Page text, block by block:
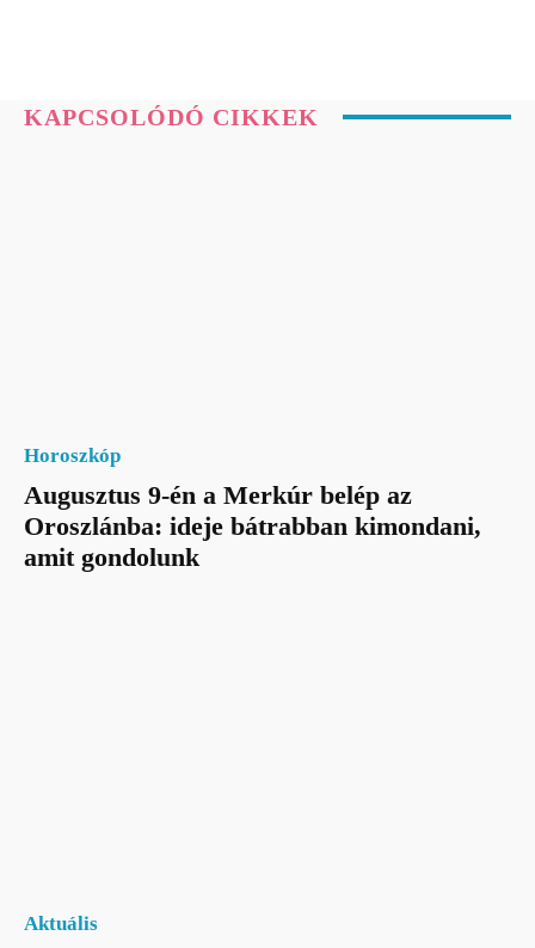
KAPCSOLÓDÓ CIKKEK
Horoszkóp
Augusztus 9-én a Merkúr belép az
Oroszlánba: ideje bátrabban kimondani,
amit gondolunk
Aktuális